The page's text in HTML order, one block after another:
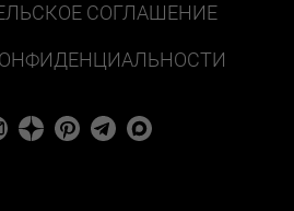
СОГЛАШЕНИЕ